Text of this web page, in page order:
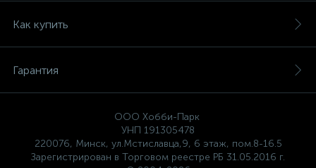
Как купить
Гарантия
ООО Хобби-Парк
УНП 191305478
220076, Минск, ул.Мстиславца,9, 6 этаж, пом.8-16.5
Зарегистрирован в Торговом реестре РБ 31.05.2016 г.